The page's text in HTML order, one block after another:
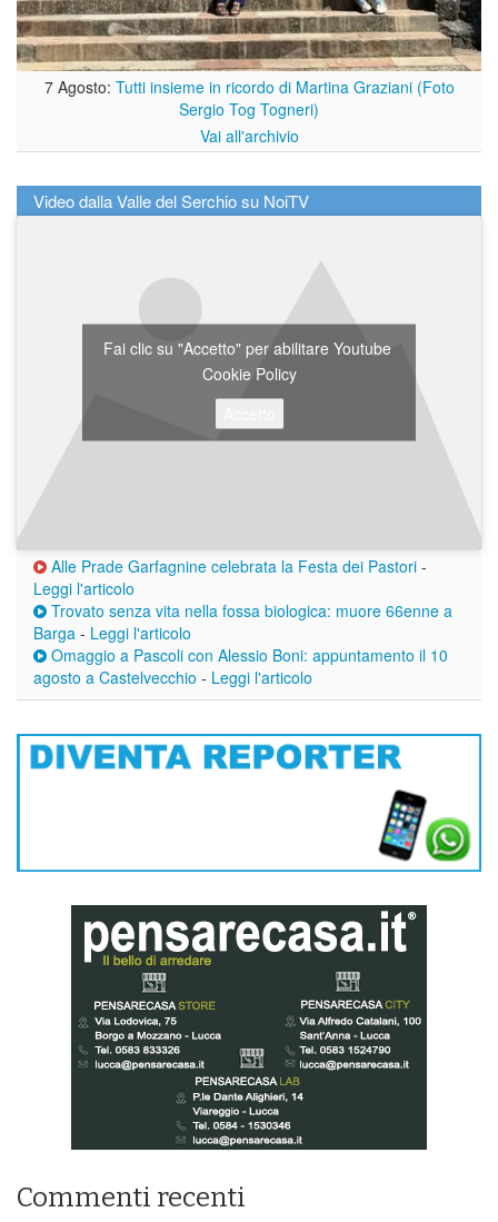
7 Agosto: Tutti insieme in ricordo di Martina Graziani (Foto
Sergio Tog Togneri)
Vai all'archivio
Video dalla Valle del Serchio su NoiTV
Fai clic su "Accetto" per abilitare Youtube
Cookie Policy
Alle Prade Garfagnine celebrata la Festa dei Pastori -
Leggi l'articolo
Trovato senza vita nella fossa biologica: muore 66enne a
Barga - Leggi l'articolo
Omaggio a Pascoli con Alessio Boni: appuntamento il 10
agosto a Castelvecchio - Leggi l'articolo
Commenti recenti